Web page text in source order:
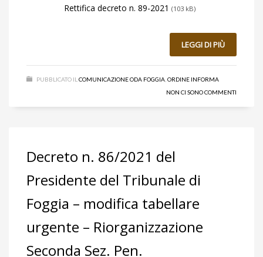
Rettifica decreto n. 89-2021 (103 kB)
LEGGI DI PIÙ
PUBBLICATO IL COMUNICAZIONE ODA FOGGIA ORDINE INFORMA
NON CI SONO COMMENTI
Decreto n. 86/2021 del
Presidente del Tribunale di
Foggia – modifica tabellare
urgente – Riorganizzazione
Seconda Sez. Pen.